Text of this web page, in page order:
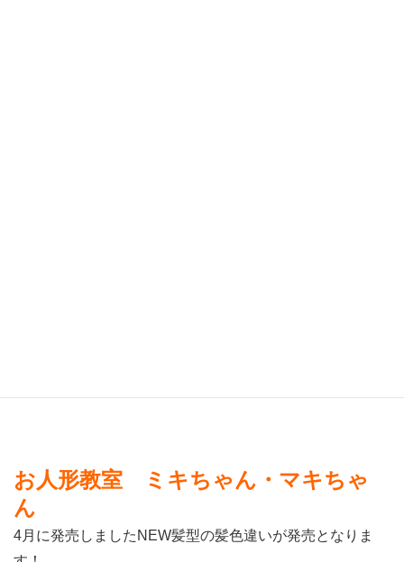
お人形教室 ミキちゃん・マキちゃ
ん
4月に発売しましたNEW髪型の髪色違いが発売となりま